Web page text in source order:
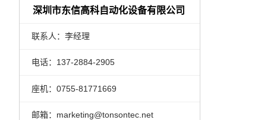
深圳市东信高科自动化设备有限公司
联系人：李经理
电话：137-2884-2905
座机：0755-81771669
邮箱：marketing@tonsontec.net